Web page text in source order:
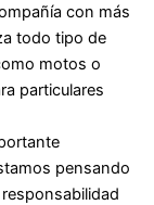
con más
todo tipo de
motos o
particulares
pensando